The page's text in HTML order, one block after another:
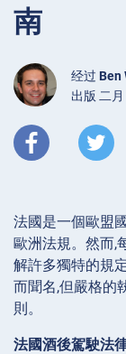
南
经过 Ben
出版 二
法國是一個歐盟
歐洲法規。然而,
解許多獨特的規
而聞名,但嚴格的
則。
法國酒後駕駛法